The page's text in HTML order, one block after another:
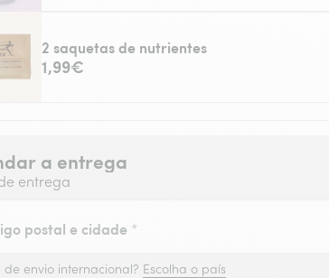
2 saquetas de nutrientes
1,99€
a entrega
entrega
postal e cidade *
de envio internacional? Escolha o país